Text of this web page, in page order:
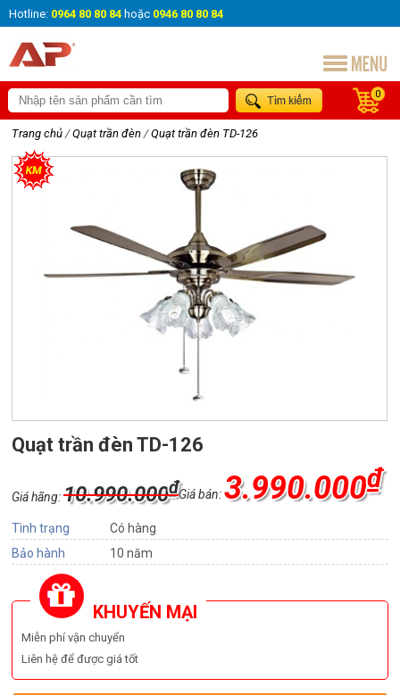
Hotline: 0964 80 80 84 hoặc 0946 80 80 84
0
Trang chủ / Quạt trần đèn / Quạt trần đèn TD-126
Quạt trần đèn TD-126
Giá bán:3.990.000₫
Giá hãng:10.990.000₫
Tình trạng
Có hàng
Bảo hành
10 năm
KHUYẾN MẠI
Miễn phí vận chuyển
Liên hệ để được giá tốt